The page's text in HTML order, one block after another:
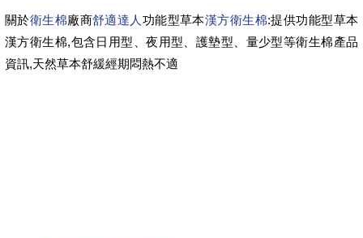
關於衛生棉廠商舒適達人 功能型草本漢方衛生棉:提供功能型草本
漢方衛生棉,包含日用型、夜用型、護墊型、量少型等衛生棉產品
資訊,天然草本舒緩經期悶熱不適